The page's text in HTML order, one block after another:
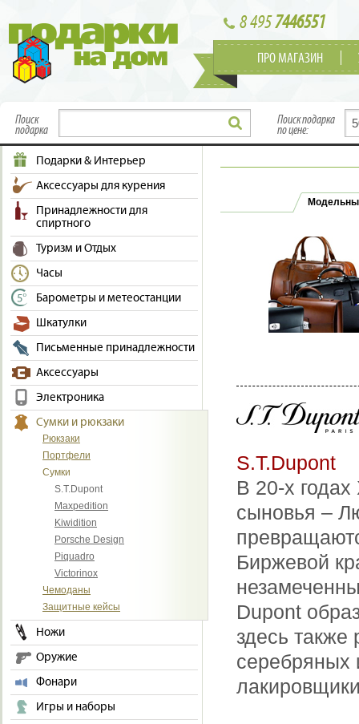
8 4957446551
ПРО МАГАЗИН
Поиск
подарка
Поиск подарка
по цене:
Подарки & Интерьер
Аксессуары для курения
Принадлежности для
спиртного
Туризм и Отдых
Часы
Барометры и метеостанции
Шкатулки
Письменные принадлежности
Аксессуары
Электроника
Сумки и рюкзаки
Рюкзаки
Портфели
Сумки
S.T.Dupont
Maxpedition
Kiwidition
Porsche Design
Piquadro
Victorinox
Чемоданы
Защитные кейсы
Ножи
Оружие
Фонари
Игры и наборы
S.T.Dupont
В 20-х
сыновья –
Биржевой
Dupont
здесь также
серебряных